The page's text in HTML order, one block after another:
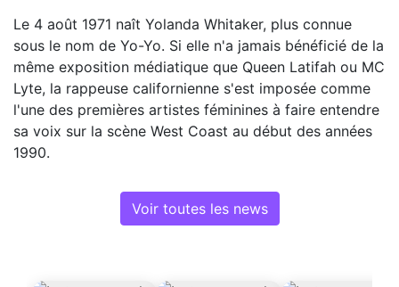
Le 4 août 1971 naît Yolanda Whitaker, plus connue
sous le nom de Yo-Yo. Si elle n'a jamais bénéficié de la
même exposition médiatique que Queen Latifah ou MC
Lyte, la rappeuse californienne s'est imposée comme
l'une des premières artistes féminines à faire entendre
sa voix sur la scène West Coast au début des années
1990.
Voir toutes les news